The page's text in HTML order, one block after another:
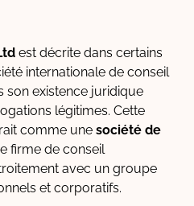
est décrite dans certains
internationale de conseil
son existence juridique
légitimes. Cette
comme une société de
firme de conseil
avec un groupe
et corporatifs.